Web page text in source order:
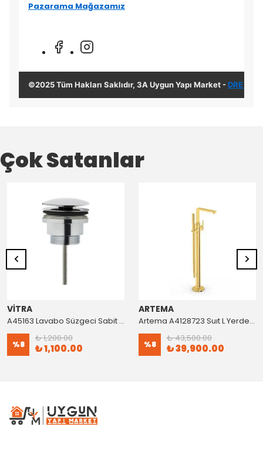
Pazarama Mağazamız
©2025 Tüm Hakları Saklıdır, 3A Uygun Yapı Market -DRE
Çok Satanlar
VİTRA
A45163 Lavabo Süzgeci Sabit Krom
%8
₺ 1,200.00
₺ 1,100.00
ARTEMA
Artema A4128723 Suıt L Yerden Küvet Bataryası Altın
%8
₺ 43,500.00
₺ 39,900.00